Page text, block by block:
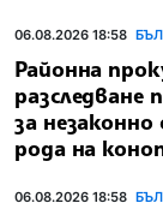
06.08.2026 18:58
Районна
разследване
за
рода на
06.08.2026 18:58